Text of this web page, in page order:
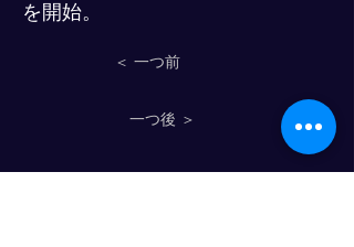
を開始。
＜ 一つ前
一つ後 ＞